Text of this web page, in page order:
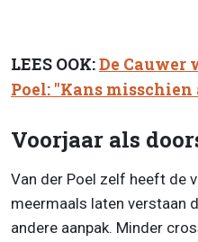
LEES OOK:De Cauwer
Poel: "Kans misschien
Voorjaar als
Van der Poel zelf heeft de
meermaals laten verstaan
andere aanpak. Minder